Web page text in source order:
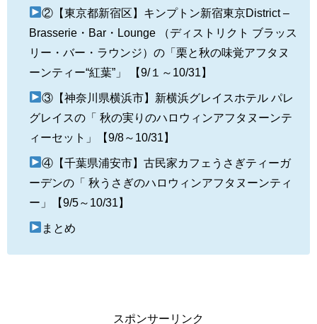
②【東京都新宿区】キンプトン新宿東京District –
Brasserie・Bar・Lounge （ディストリクト ブラッス
リー・バー・ラウンジ）の「栗と秋の味覚アフタヌ
ーンティー“紅葉”」 【9/１～10/31】
③【神奈川県横浜市】新横浜グレイスホテル パレ
グレイスの「 秋の実りのハロウィンアフタヌーンテ
ィーセット」【9/8～10/31】
④【千葉県浦安市】古民家カフェうさぎティーガ
ーデンの「 秋うさぎのハロウィンアフタヌーンティ
ー」【9/5～10/31】
まとめ
スポンサーリンク